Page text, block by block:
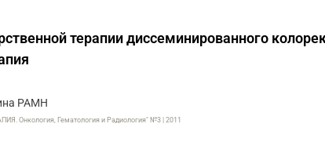
терапии диссеминированного
РАМН
Онкология, Гематология и Радиология" №3 | 2011